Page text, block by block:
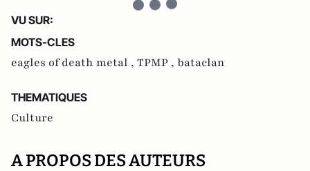
VU SUR:
MOTS-CLES
eagles of death metal , TPMP , bataclan
THEMATIQUES
Culture
A PROPOS DES AUTEURS